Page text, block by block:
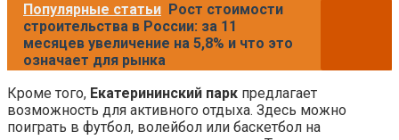
Популярные статьи Рост стоимости
строительства в России: за 11
месяцев увеличение на 5,8% и что это
означает для рынка
Кроме того, Екатерининский парк предлагает
возможность для активного отдыха. Здесь можно
поиграть в футбол, волейбол или баскетбол на